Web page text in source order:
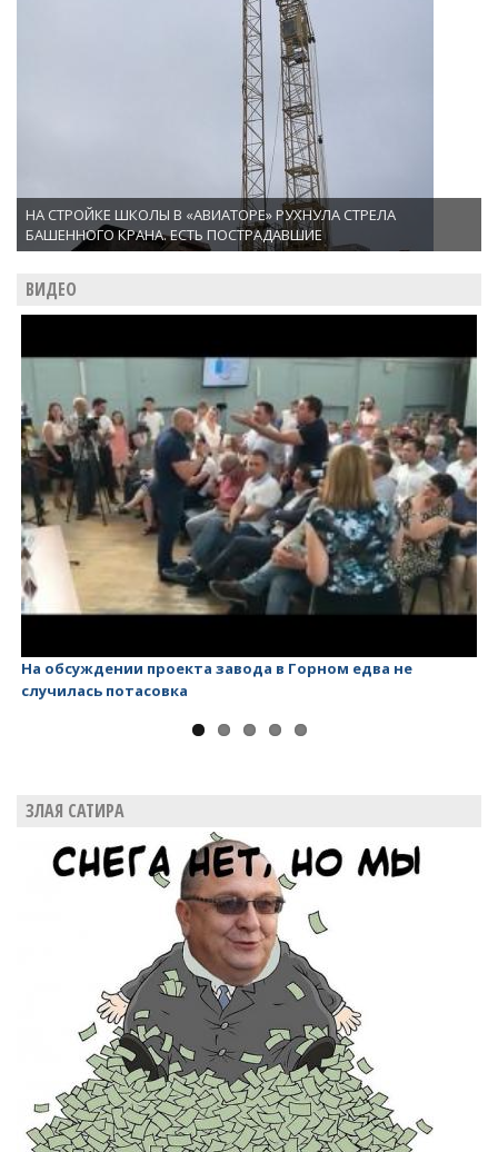
НА СТРОЙКЕ ШКОЛЫ В «АВИАТОРЕ» РУХНУЛА СТРЕЛА
БАШЕННОГО КРАНА. ЕСТЬ ПОСТРАДАВШИЕ
ВИДЕО
На обсуждении проекта завода в Горном едва не
случилась потасовка
ЗЛАЯ САТИРА